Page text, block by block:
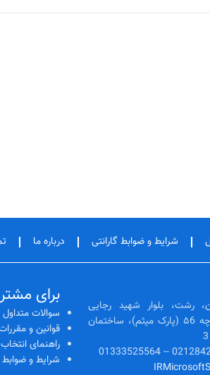
شرایط و ضوابط گارانتی درباره ما
رشت، بلوار شهید رجایی
(رشتیان)، ابتدای کوچه ۵6 (پارک میثم)، ساختمان
برای
سوالات متداول
قوانین و
راهنمای
شرایط و ضوابط